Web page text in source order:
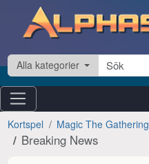
Hoppa till innehåll
Alla kategorier
Kortspel Magic The Gathering
Breaking News